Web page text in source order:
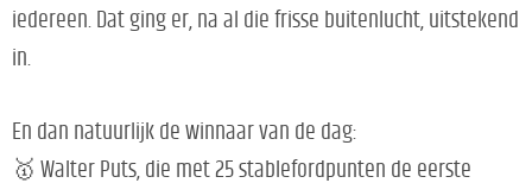
iedereen. Dat ging er, na al die frisse buitenlucht, uitstekend
in.
En dan natuurlijk de winnaar van de dag:
🥇 Walter Puts, die met 25 stablefordpunten de eerste